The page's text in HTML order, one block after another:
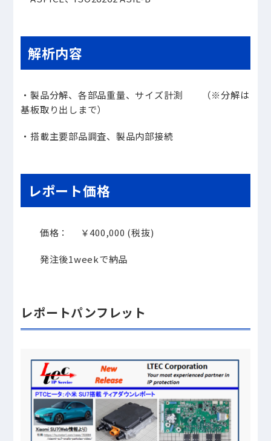
解析内容
・製品分解、各部品重量、サイズ計測 （※分解は
基板取り出しまで）
・搭載主要部品調査、製品内部接続
レポート価格
価格： ￥400,000 (税抜)
発注後1weekで納品
レポートパンフレット